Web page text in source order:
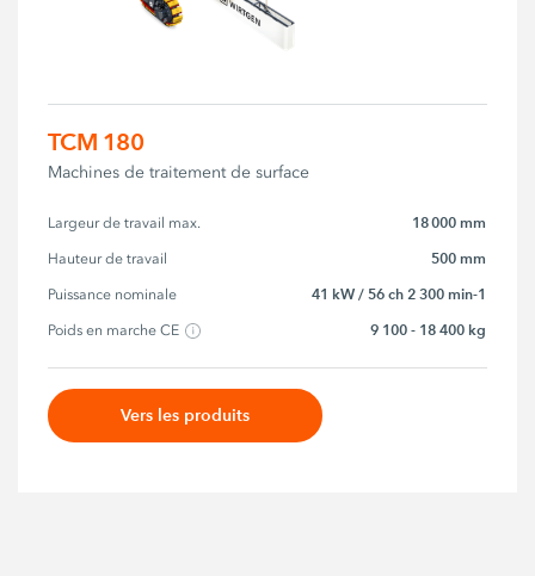
TCM 180
Machines de traitement de surface
Largeur de travail max. 18 000 mm
Hauteur de travail 500 mm
Puissance nominale 41 kW / 56 ch 2 300 min-1
Poids en marche CE 9 100 - 18 400 kg
Vers les produits